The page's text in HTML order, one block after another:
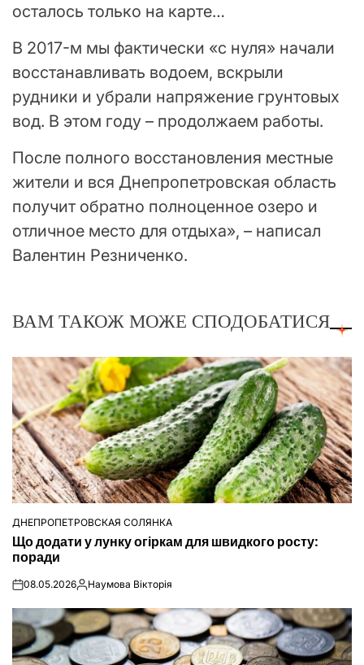
осталось только на карте…
В 2017-м мы фактически «с нуля» начали
восстанавливать водоем, вскрыли
рудники и убрали напряжение грунтовых
вод. В этом году – продолжаем работы.
После полного восстановления местные
жители и вся Днепропетровская область
получит обратно полноценное озеро и
отличное место для отдыха», – написал
Валентин Резниченко.
ВАМ ТАКОЖ МОЖЕ СПОДОБАТИСЯ
ОПУБЛІКУВАТИ
У
ДНЕПРОПЕТРОВСКАЯ СОЛЯНКА
Що додати у лунку огіркам для швидкого росту:
поради
on08.05.2026Опубліковано
Наумова Вікторія